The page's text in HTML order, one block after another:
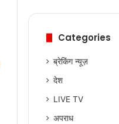
Categories
ब्रेकिंग न्यूज़
देश
LIVE TV
अपराध